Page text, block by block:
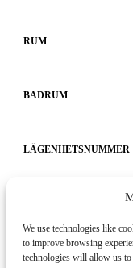
We use technologies like
to improve browsing
technologies will allow us
RUM
BADRUM
LÄGENHETSNUMMER
BYGGNADSÅR